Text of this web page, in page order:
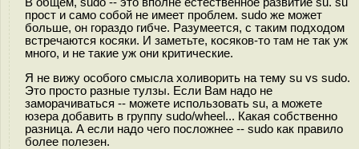
прост и само собой не имеет проблем. sudo же может
больше, он гораздо гибче. Разумеется, с таким подходом
встречаются косяки. И заметьте, косяков-то там не так уж
много, и не такие уж они критические.
Я не вижу особого смысла холиворить на тему su vs sudo.
Это просто разные тулзы. Если Вам надо не
заморачиваться -- можете использовать su, а можете
юзера добавить в группу sudo/wheel... Какая собственно
разница. А если надо чего посложнее -- sudo как правило
более полезен.